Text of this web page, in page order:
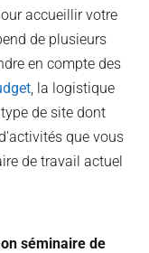
accueillir votre
de plusieurs
en compte des
, la logistique
de site dont
que vous
de travail actuel
séminaire de